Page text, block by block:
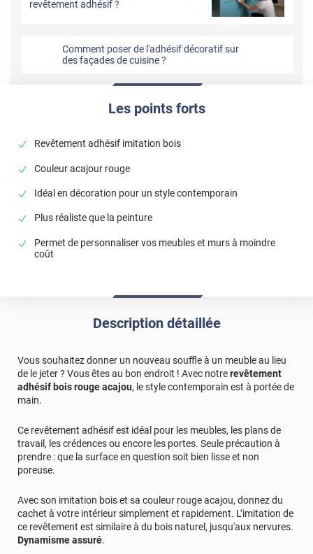
revêtement adhésif ?
Comment poser de l'adhésif décoratif sur
des façades de cuisine ?
Les points forts
Revêtement adhésif imitation bois
Couleur acajour rouge
Idéal en décoration pour un style contemporain
Plus réaliste que la peinture
Permet de personnaliser vos meubles et murs à moindre
coût
Description détaillée
Vous souhaitez donner un nouveau souffle à un meuble au lieu
de le jeter ? Vous êtes au bon endroit ! Avec notrerevêtement
adhésif bois rouge acajou, le style contemporain est à portée de
main.
Ce revêtement adhésif est idéal pour les meubles, les plans de
travail, les crédences ou encore les portes. Seule précaution à
prendre : que la surface en question soit bien lisse et non
poreuse.
Avec son imitation bois et sa couleur rouge acajou, donnez du
cachet à votre intérieur simplement et rapidement. L’imitation de
ce revêtement est similaire à du bois naturel, jusqu'aux nervures.
Dynamisme assuré.